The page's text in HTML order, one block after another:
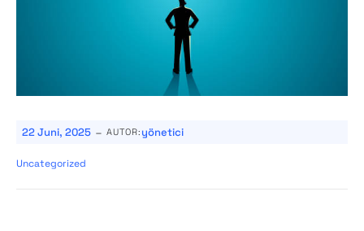
22 Juni, 2025 - AUTOR: yönetici
Uncategorized